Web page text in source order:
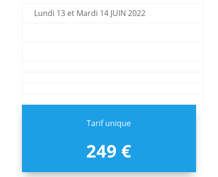
Lundi 13 et Mardi 14 JUIN 2022
Tarif unique
249 €